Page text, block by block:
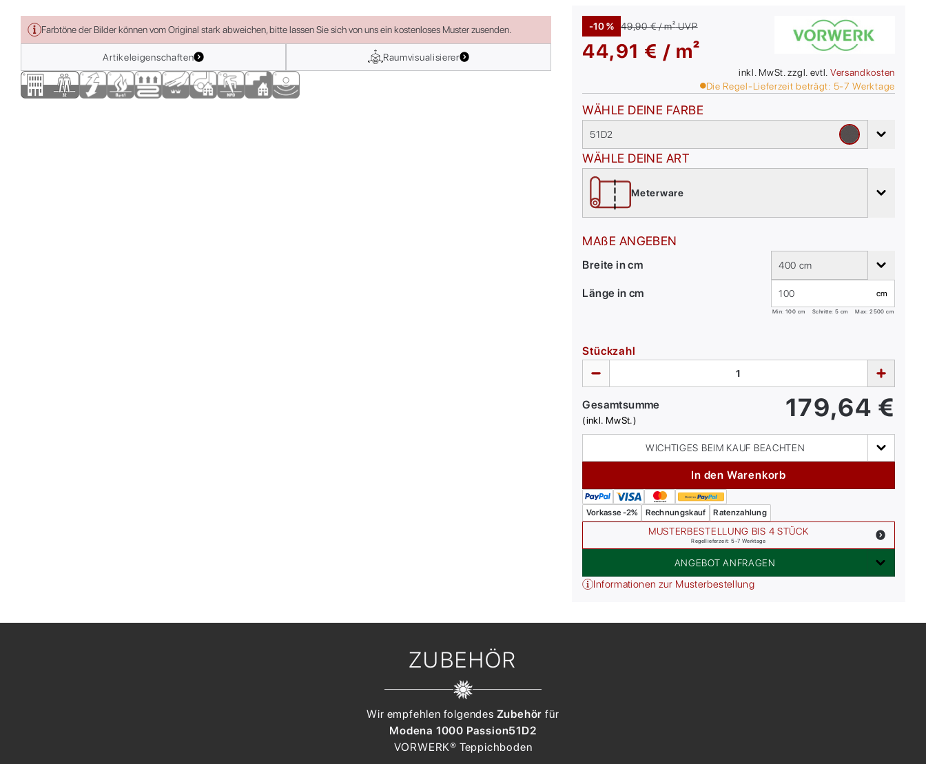
Farbtöne der Bilder können vom Original stark abweichen, bitte lassen Sie sich von uns ein kostenloses Muster zusenden.
Artikeleigenschaften Raumvisualisierer
-10 % 49,90 € / m²UVP
44,91 € / m²
inkl. MwSt. zzgl. evtl. Versandkosten
Die Regel-Lieferzeit beträgt: 5-7 Werktage
WÄHLE DEINE FARBE
51D2
WÄHLE DEINE ART
Meterware
MAßE ANGEBEN
Breite in cm 400 cm
Länge in cm cm
Min: 100 cm Schritte: 5 cm Max:2500 cm
Stückzahl
Gesamtsumme
(inkl. MwSt.) 179,64 €
WICHTIGES BEIM KAUF BEACHTEN
In den Warenkorb
Vorkasse -2% Rechnungskauf Ratenzahlung
MUSTERBESTELLUNG BIS 4 STÜCK
Regellieferzeit: 5-7 Werktage
ANGEBOT ANFRAGEN
Informationen zur Musterbestellung
ZUBEHÖR
Wir empfehlen folgendes Zubehör für
Modena 1000 Passion51D2
VORWERK® Teppichboden